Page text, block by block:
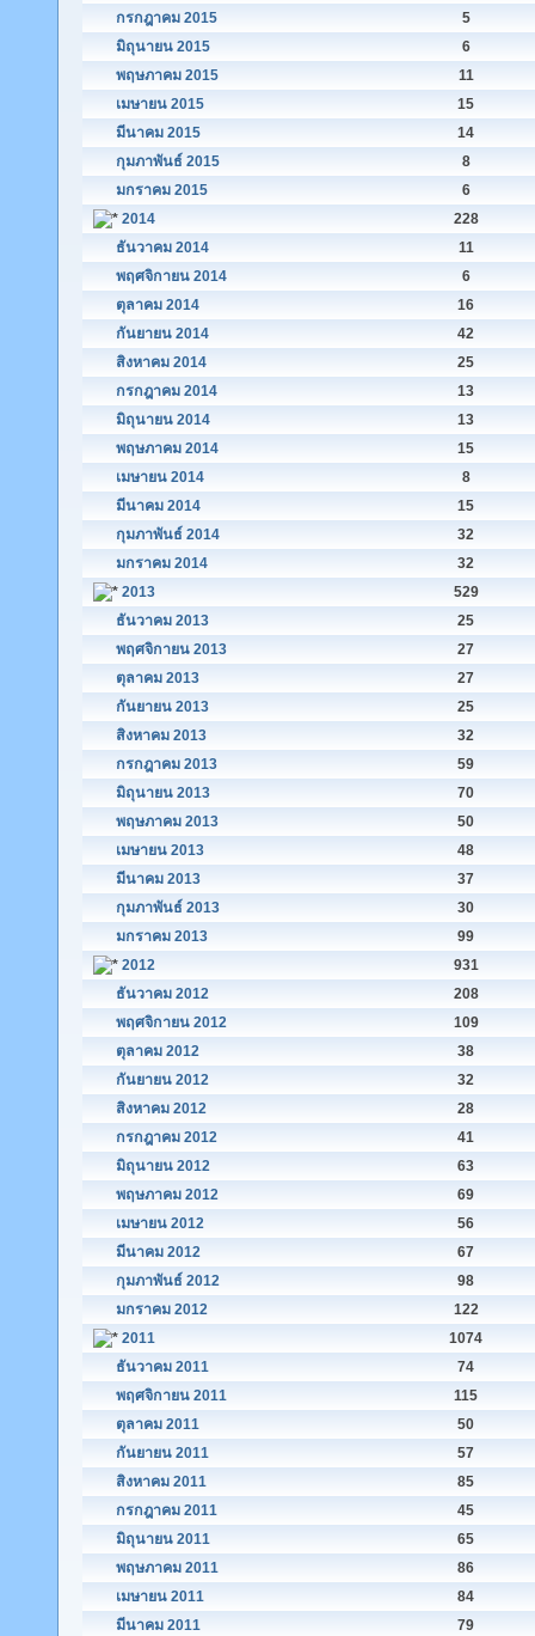
กรกฎาคม 2015
5
มิถุนายน 2015
6
พฤษภาคม 2015
11
เมษายน 2015
15
มีนาคม 2015
14
กุมภาพันธ์ 2015
8
มกราคม 2015
6
2014
228
ธันวาคม 2014
11
พฤศจิกายน 2014
6
ตุลาคม 2014
16
กันยายน 2014
42
สิงหาคม 2014
25
กรกฎาคม 2014
13
มิถุนายน 2014
13
พฤษภาคม 2014
15
เมษายน 2014
8
มีนาคม 2014
15
กุมภาพันธ์ 2014
32
มกราคม 2014
32
2013
529
ธันวาคม 2013
25
พฤศจิกายน 2013
27
ตุลาคม 2013
27
กันยายน 2013
25
สิงหาคม 2013
32
กรกฎาคม 2013
59
มิถุนายน 2013
70
พฤษภาคม 2013
50
เมษายน 2013
48
มีนาคม 2013
37
กุมภาพันธ์ 2013
30
มกราคม 2013
99
2012
931
ธันวาคม 2012
208
พฤศจิกายน 2012
109
ตุลาคม 2012
38
กันยายน 2012
32
สิงหาคม 2012
28
กรกฎาคม 2012
41
มิถุนายน 2012
63
พฤษภาคม 2012
69
เมษายน 2012
56
มีนาคม 2012
67
กุมภาพันธ์ 2012
98
มกราคม 2012
122
2011
1074
ธันวาคม 2011
74
พฤศจิกายน 2011
115
ตุลาคม 2011
50
กันยายน 2011
57
สิงหาคม 2011
85
กรกฎาคม 2011
45
มิถุนายน 2011
65
พฤษภาคม 2011
86
เมษายน 2011
84
มีนาคม 2011
79